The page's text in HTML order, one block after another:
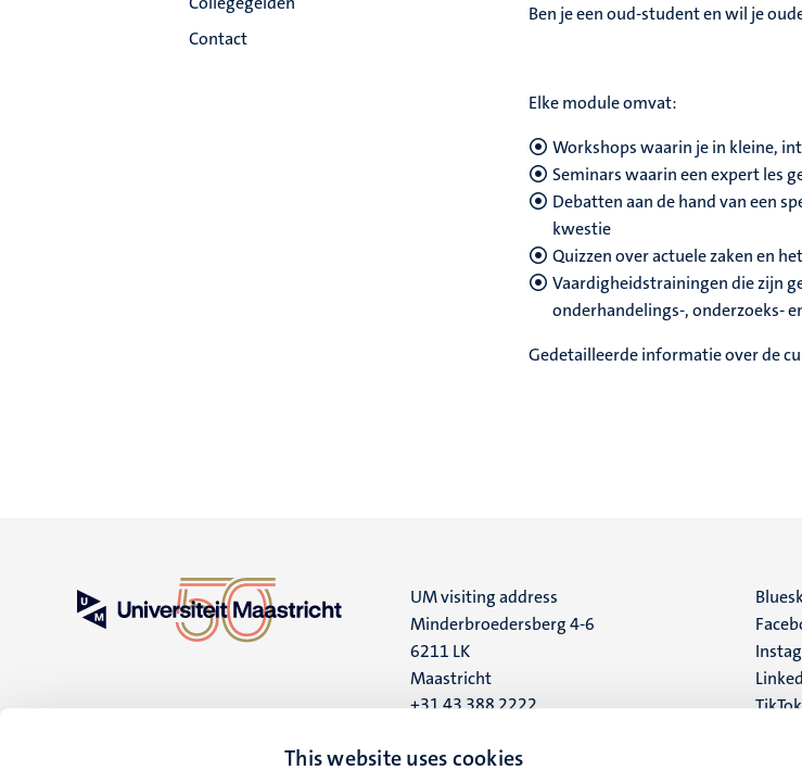
This website uses cookies
Contact
Ben je een oud-student en wil je
Elke module omvat:
Workshops waarin je in kleine,
Seminars waarin een expert les
Debatten aan de hand van een
kwestie
Quizzen over actuele zaken en
Vaardigheidstrainingen die zijn
onderhandelings-, onderzoeks-
Gedetailleerde informatie over de
UM visiting address
Minderbroedersberg 4-6
6211 LK
Maastricht
+31 43 388 2222
UM postal address
TikTok